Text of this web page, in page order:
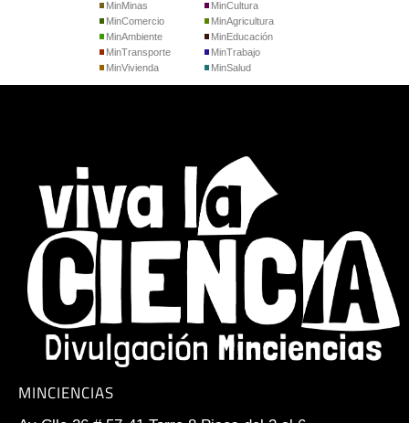
MinMinas
MinComercio
MinCultura
MinAgricultura
MinAmbiente
MinTransporte
MinVivienda
MinEducación
MinTrabajo
MinSalud
MINCIENCIAS